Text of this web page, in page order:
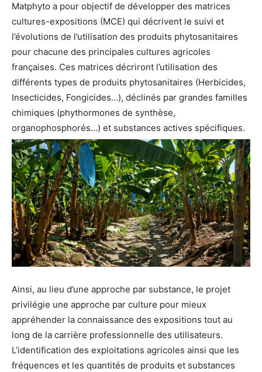
Matphyto a pour objectif de développer des matrices
cultures-expositions (MCE) qui décrivent le suivi et
l’évolutions de l’utilisation des produits phytosanitaires
pour chacune des principales cultures agricoles
françaises. Ces matrices décriront l’utilisation des
différents types de produits phytosanitaires (Herbicides,
Insecticides, Fongicides…), déclinés par grandes familles
chimiques (phythormones de synthèse,
organophosphorés…) et substances actives spécifiques.
Ainsi, au lieu d’une approche par substance, le projet
privilégie une approche par culture pour mieux
appréhender la connaissance des expositions tout au
long de la carrière professionnelle des utilisateurs.
L’identification des exploitations agricoles ainsi que les
fréquences et les quantités de produits et substances